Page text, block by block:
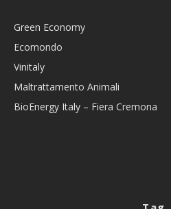
Green Economy
Ecomondo
Vinitaly
Maltrattamento Animali
BioEnergy Italy – Fiera Cremona